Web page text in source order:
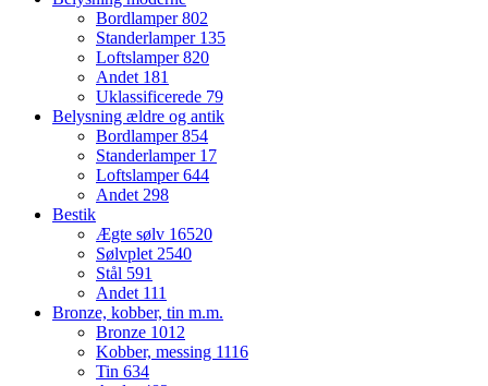
Bordlamper802
Standerlamper 135
Loftslamper820
Andet 181
Uklassificerede 79
Belysning ældre og antik
Bordlamper854
Standerlamper 17
Loftslamper644
Andet 298
Bestik
Ægte sølv 16520
Sølvplet 2540
Stål 591
Andet 111
Bronze, kobber, tin m.m.
Bronze 1012
Kobber, messing 1116
Tin 634